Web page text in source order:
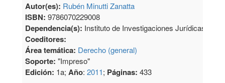
Autor(es): Rubén Minutti Zanatta
ISBN: 9786070229008
Dependencia(s): Instituto de Investigaciones Jurídicas
Coeditores:
Área temática: Derecho (general)
Soporte: "Impreso"
Edición: 1a; Año: 2011; Páginas: 433